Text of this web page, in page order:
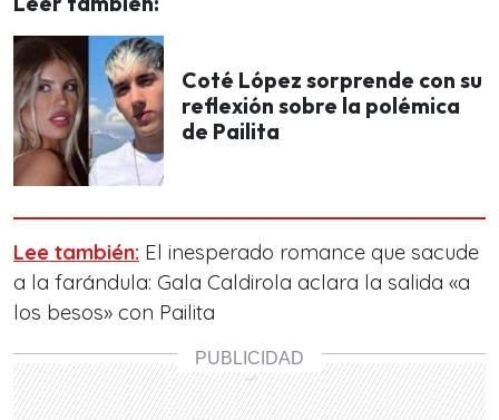
Coté López sorprende con su
reflexión sobre la polémica
de Pailita
Lee también: El inesperado romance que sacude
a la farándula: Gala Caldirola aclara la salida «a
los besos» con Pailita